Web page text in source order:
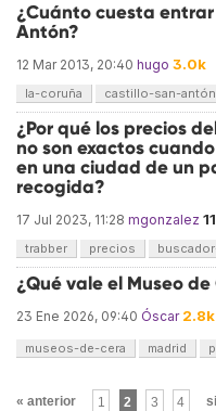
¿Cuánto cuesta
Antón?
12 Mar 2013, 20:40 hugo 3.0k
la-coruña castillo-san-antón
¿Por qué los precios
no son exactos
en una ciudad de un
recogida?
17 Jul 2023, 11:28 mgonzalez
trabber precios
¿Qué vale el Museo
23 Ene 2026, 09:40 Óscar 2.8k
museos-de-cera madrid
« anterior 1 2 3 4